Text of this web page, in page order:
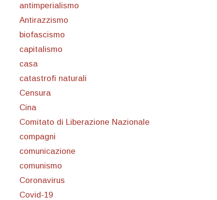
antimperialismo
Antirazzismo
biofascismo
capitalismo
casa
catastrofi naturali
Censura
Cina
Comitato di Liberazione Nazionale
compagni
comunicazione
comunismo
Coronavirus
Covid-19